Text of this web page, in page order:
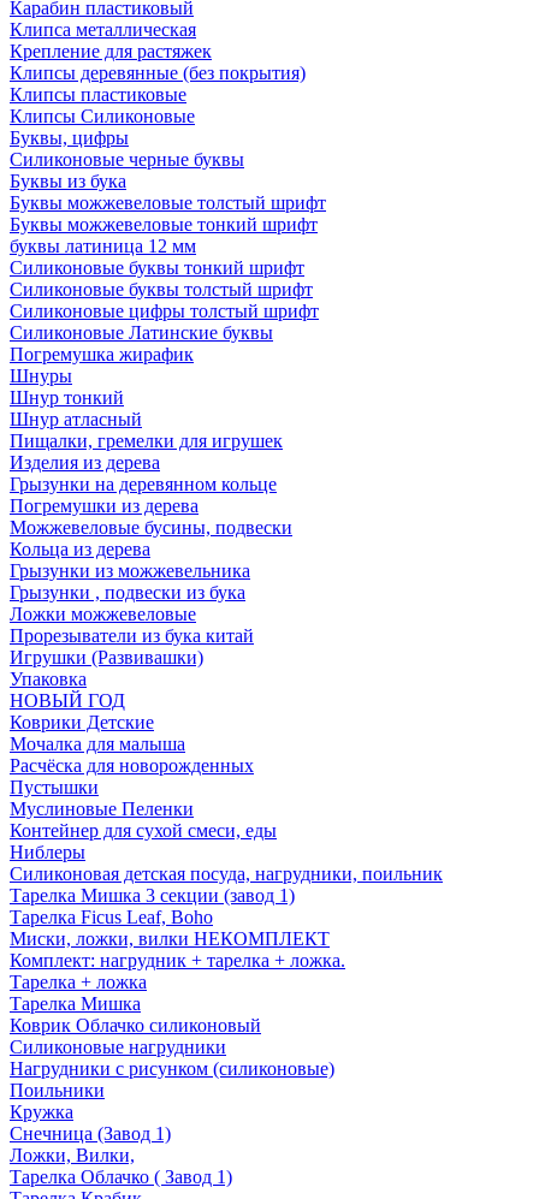
Карабин пластиковый
Клипса металлическая
Крепление для растяжек
Клипсы деревянные (без покрытия)
Клипсы пластиковые
Клипсы Силиконовые
Буквы, цифры
Силиконовые черные буквы
Буквы из бука
Буквы можжевеловые толстый шрифт
Буквы можжевеловые тонкий шрифт
буквы латиница 12 мм
Силиконовые буквы тонкий шрифт
Силиконовые буквы толстый шрифт
Силиконовые цифры толстый шрифт
Силиконовые Латинские буквы
Погремушка жирафик
Шнуры
Шнур тонкий
Шнур атласный
Пищалки, гремелки для игрушек
Изделия из дерева
Грызунки на деревянном кольце
Погремушки из дерева
Можжевеловые бусины, подвески
Кольца из дерева
Грызунки из можжевельника
Грызунки , подвески из бука
Ложки можжевеловые
Прорезыватели из бука китай
Игрушки (Развивашки)
Упаковка
НОВЫЙ ГОД
Коврики Детские
Мочалка для малыша
Расчёска для новорожденных
Пустышки
Муслиновые Пеленки
Контейнер для сухой смеси, еды
Ниблеры
Силиконовая детская посуда, нагрудники, поильник
Тарелка Мишка 3 секции (завод 1)
Тарелка Ficus Leaf, Boho
Миски, ложки, вилки НЕКОМПЛЕКТ
Комплект: нагрудник + тарелка + ложка.
Тарелка + ложка
Тарелка Мишка
Коврик Облачко силиконовый
Силиконовые нагрудники
Нагрудники с рисунком (силиконовые)
Поильники
Кружка
Снечница (Завод 1)
Ложки, Вилки,
Тарелка Облачко ( Завод 1)